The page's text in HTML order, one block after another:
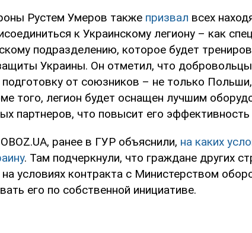
Рустем Умеров также призвал всех
к Украинскому легиону – как
подразделению, которое будет
Украины. Он отметил, что добровольцы
от союзников – не только
того, легион будет оснащен лучшим
партнеров, что повысит его эффективность
ранее в ГУР объяснили, на каких
. Там подчеркнули, что граждане других
условиях контракта с Министерством
его по собственной инициативе.